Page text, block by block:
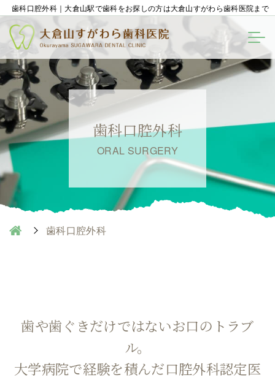
歯科口腔外科｜大倉山駅で歯科をお探しの方は大倉山すがわら歯科医院まで
歯科口腔外科
ORAL SURGERY
歯科口腔外科
歯や歯ぐきだけではないお口のトラブ
ル。
大学病院で経験を積んだ口腔外科認定医